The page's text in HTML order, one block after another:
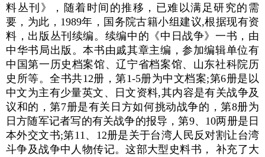
料丛刊》，随着时间的推移，已难以满足研究的需
要，为此，1989年，国务院古籍小组建议,根据现有资
料，出版丛刊续编。续编中的《中日战争》一书，由
中华书局出版。本书由戚其章主编，参加编辑单位有
中国第一历史档案馆、辽宁省档案馆、山东社科院历
史所等。全书共12册，第1-5册为中文档案;第6册是以
中文为主有少量英文、日文资料,其内容是有关战争及
议和的，第7册是有关日方如何挑动战争的，第8册为
日方随军记者写的有关战争的报导，第9、10两册是日
本外交文书;第11、12册是关于台湾人民反对割让台湾
斗争及战争中人物传记。这部大型史料书， 补充了大